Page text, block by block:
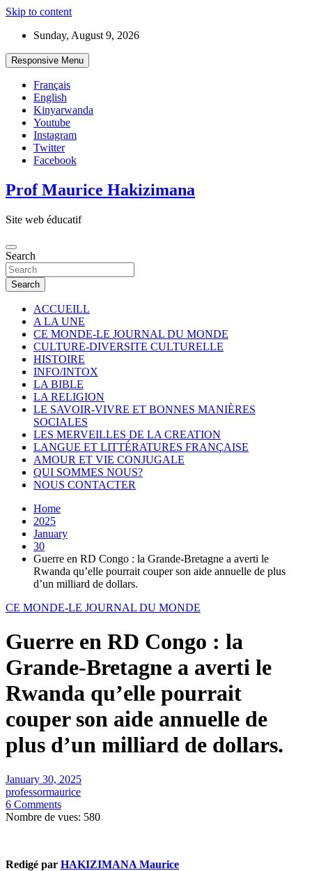
Skip to content
Sunday, August 9, 2026
Responsive Menu
Français
English
Kinyarwanda
Youtube
Instagram
Twitter
Facebook
Prof Maurice Hakizimana
Site web éducatif
Search
Search
ACCUEILL
A LA UNE
CE MONDE-LE JOURNAL DU MONDE
CULTURE-DIVERSITE CULTURELLE
HISTOIRE
INFO/INTOX
LA BIBLE
LA RELIGION
LE SAVOIR-VIVRE ET BONNES MANIÈRES
SOCIALES
LES MERVEILLES DE LA CREATION
LANGUE ET LITTÉRATURES FRANÇAISE
AMOUR ET VIE CONJUGALE
QUI SOMMES NOUS?
NOUS CONTACTER
Home
2025
January
30
Guerre en RD Congo : la Grande-Bretagne a averti le
Rwanda qu’elle pourrait couper son aide annuelle de plus
d’un milliard de dollars.
CE MONDE-LE JOURNAL DU MONDE
Guerre en RD Congo : la
Grande-Bretagne a averti le
Rwanda qu’elle pourrait
couper son aide annuelle de
plus d’un milliard de dollars.
January 30, 2025
professormaurice
6 Comments
Nombre de vues: 580
Redigé par HAKIZIMANA Maurice